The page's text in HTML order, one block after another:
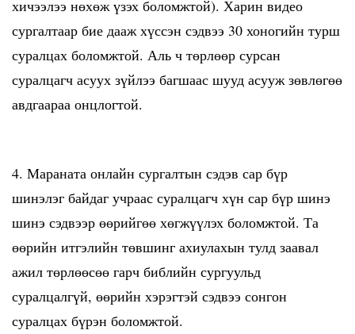
хичээлээ нөхөж үзэх боломжтой). Харин видео
сургалтаар бие дааж хүссэн сэдвээ 30 хоногийн турш
суралцах боломжтой. Аль ч төрлөөр сурсан
суралцагч асуух зүйлээ багшаас шууд асууж зөвлөгөө
авдгаараа онцлогтой.
4. Мараната онлайн сургалтын сэдэв сар бүр
шинэлэг байдаг учраас суралцагч хүн сар бүр шинэ
шинэ сэдвээр өөрийгөө хөгжүүлэх боломжтой. Та
өөрийн итгэлийн төвшинг ахиулахын тулд заавал
ажил төрлөөсөө гарч библийн сургуульд
суралцалгүй, өөрийн хэрэгтэй сэдвээ сонгон
суралцах бүрэн боломжтой.